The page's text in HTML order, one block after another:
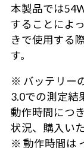
本製品では
することによ
きで使用する
す。
※ バッテリー
3.0での測定結
動作時間につ
状況、購入い
※ 動作時間は